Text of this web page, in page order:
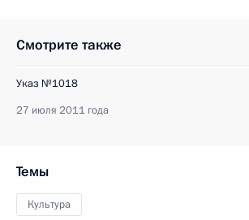
Смотрите также
Указ №1018
27 июля 2011 года
Темы
Культура